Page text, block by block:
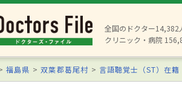
全国のドクター14,382
クリニック・病院
福島県 双葉郡葛尾村 言語聴覚士（ST）在籍